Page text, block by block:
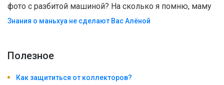
фото с разбитой машиной? На сколько я помню, маму
Знания о маньхуа не сделают Вас Алëной
Полезноe
Как защититься от коллекторов?